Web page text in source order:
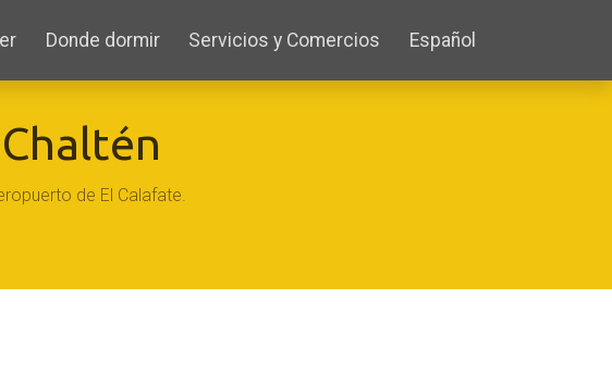
Donde dormir Servicios y Comercios Español
de El Calafate.